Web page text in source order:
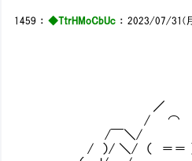
1459 ：◆TtrHMoCbUc ：2023/07/31(
￣￣
／
/ ⌒
/￣
/ ）/ ＼/ （ ＝＝